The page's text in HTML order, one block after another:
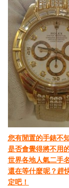
您有閒置的手錶不
是否會覺得將不用
世界各地人氣二手
還在等什麼呢？趕
定吧！